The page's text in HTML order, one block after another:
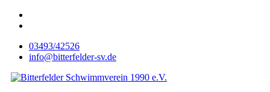
03493/42526
info@bitterfelder-sv.de